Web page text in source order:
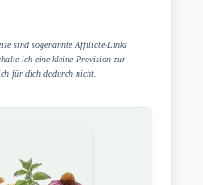
sind sogenannte Affiliate-Links
ich eine kleine Provision zur
für dich dadurch nicht.